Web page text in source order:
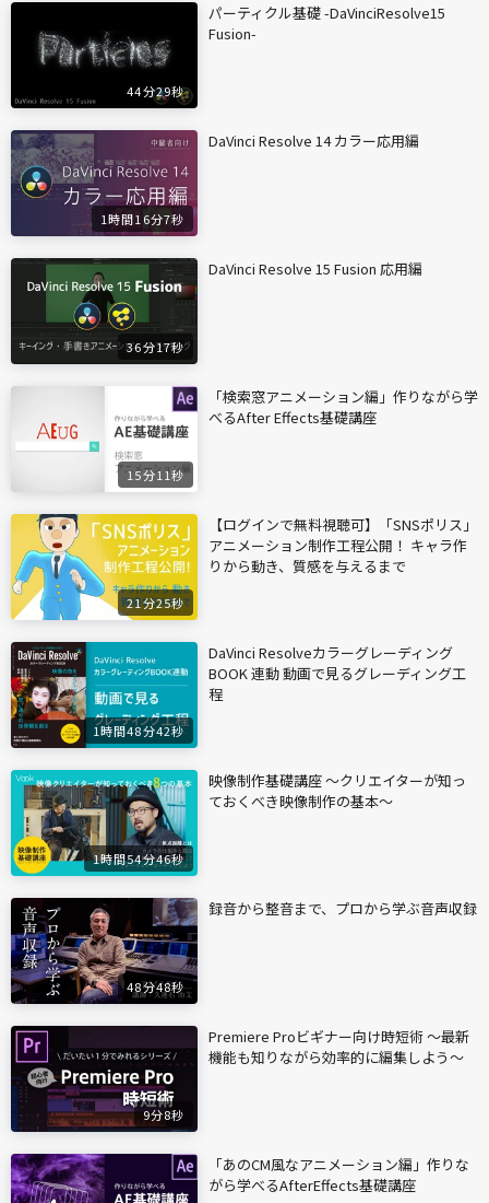
44分29秒
パーティクル基礎 -DaVinciResolve15
Fusion-
1時間16分7秒
DaVinci Resolve 14 カラー応用編
36分17秒
DaVinci Resolve 15 Fusion 応用編
15分11秒
「検索窓アニメーション編」作りながら学
べるAfter Effects基礎講座
21分25秒
【ログインで無料視聴可】「SNSポリス」
アニメーション制作工程公開！ キャラ作
りから動き、質感を与えるまで
1時間48分42秒
DaVinci Resolveカラーグレーディング
BOOK 連動 動画で見るグレーディング工
程
1時間54分46秒
映像制作基礎講座 〜クリエイターが知っ
ておくべき映像制作の基本〜
48分48秒
録音から整音まで、プロから学ぶ音声収録
9分8秒
Premiere Proビギナー向け時短術 〜最新
機能も知りながら効率的に編集しよう〜
「あのCM風なアニメーション編」作りな
がら学べるAfterEffects基礎講座